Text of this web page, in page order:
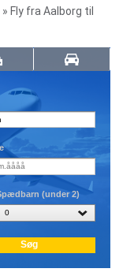
» Fly fra Aalborg til